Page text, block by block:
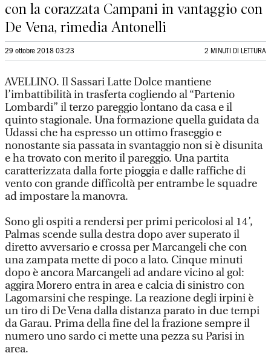
con la corazzata Campani in vantaggio con
De Vena, rimedia Antonelli
29 ottobre 2018 03:23 2 MINUTI DI LETTURA
AVELLINO. Il Sassari Latte Dolce mantiene
l’imbattibilità in trasferta cogliendo al “Partenio
Lombardi” il terzo pareggio lontano da casa e il
quinto stagionale. Una formazione quella guidata da
Udassi che ha espresso un ottimo fraseggio e
nonostante sia passata in svantaggio non si è disunita
e ha trovato con merito il pareggio. Una partita
caratterizzata dalla forte pioggia e dalle raffiche di
vento con grande difficoltà per entrambe le squadre
ad impostare la manovra.
Sono gli ospiti a rendersi per primi pericolosi al 14’,
Palmas scende sulla destra dopo aver superato il
diretto avversario e crossa per Marcangeli che con
una zampata mette di poco a lato. Cinque minuti
dopo è ancora Marcangeli ad andare vicino al gol:
aggira Morero entra in area e calcia di sinistro con
Lagomarsini che respinge. La reazione degli irpini è
un tiro di De Vena dalla distanza parato in due tempi
da Garau. Prima della fine del la frazione sempre il
numero uno sardo ci mette una pezza su Parisi in
area.